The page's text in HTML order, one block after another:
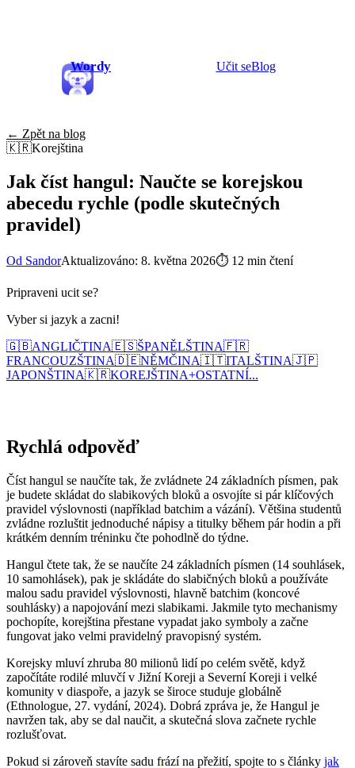
Wordy Učit seBlog
← Zpět na blog
🇰🇷Korejština
Jak číst hangul: Naučte se korejskou
abecedu rychle (podle skutečných
pravidel)
Od SandorAktualizováno: 8. května 2026⏱ 12 min čtení
Pripraveni ucit se?
Vyber si jazyk a zacni!
🇬🇧ANGLIČTINA🇪🇸ŠPANĚLŠTINA🇫🇷
FRANCOUZŠTINA🇩🇪NĚMČINA🇮🇹ITALŠTINA🇯🇵
JAPONŠTINA🇰🇷KOREJŠTINA+OSTATNÍ...
Rychlá odpověď
Číst hangul se naučíte tak, že zvládnete 24 základních písmen, pak
je budete skládat do slabikových bloků a osvojíte si pár klíčových
pravidel výslovnosti (například batchim a vázání). Většina studentů
zvládne rozluštit jednoduché nápisy a titulky během pár hodin a při
krátkém denním tréninku čte pohodlně do týdne.
Hangul čtete tak, že se naučíte 24 základních písmen (14 souhlásek,
10 samohlásek), pak je skládáte do slabičných bloků a používáte
malou sadu pravidel výslovnosti, hlavně batchim (koncové
souhlásky) a napojování mezi slabikami. Jakmile tyto mechanismy
pochopíte, korejština přestane vypadat jako symboly a začne
fungovat jako velmi pravidelný pravopisný systém.
Korejsky mluví zhruba 80 milionů lidí po celém světě, když
započítáte rodilé mluvčí v Jižní Koreji a Severní Koreji i velké
komunity v diaspoře, a jazyk se široce studuje globálně
(Ethnologue, 27. vydání, 2024). Dobrá zpráva je, že Hangul je
navržen tak, aby se dal naučit, a skutečná slova začnete rychle
rozlušťovat.
Pokud si zároveň stavíte sadu frází na přežití, spojte to s články jak